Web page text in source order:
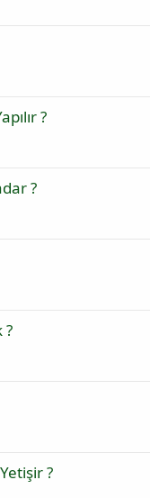
?
?
?
?